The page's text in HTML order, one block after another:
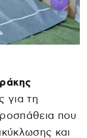
για τη
που
και